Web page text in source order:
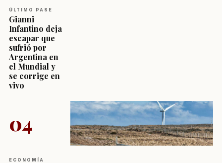
ÚLTIMO PASE
Gianni
Infantino deja
escapar que
sufrió por
Argentina en
el Mundial y
se corrige en
vivo
04
ECONOMÍA